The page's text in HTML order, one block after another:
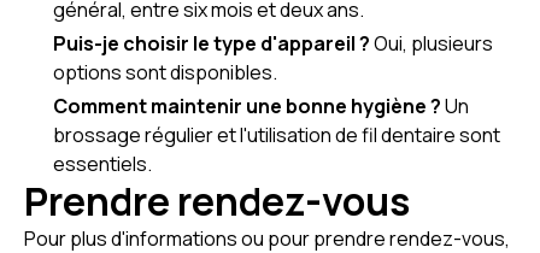
général, entre six mois et deux ans.
Puis-je choisir le type d'appareil ?Oui, plusieurs
options sont disponibles.
Comment maintenir une bonne hygiène ?Un
brossage régulier et l'utilisation de fil dentaire sont
essentiels.
Prendre rendez-vous
Pour plus d'informations ou pour prendre rendez-vous,